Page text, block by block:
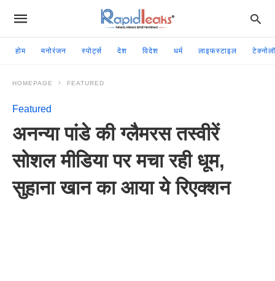
होम मनोरंजन स्पोर्ट्स देश विदेश धर्म लाइफस्टाइल
HOMEPAGE FEATURED
Featured
अनन्या पांडे की ग्लैमरस तस्वीरें
सोशल मीडिया पर मचा रही धूम,
सुहाना खान का आया ये रिएक्शन